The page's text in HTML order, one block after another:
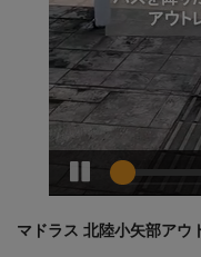
マドラス 北陸小矢部アウ